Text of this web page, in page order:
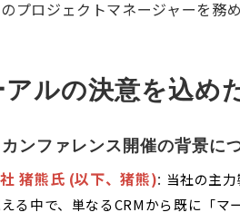
プロジェクトマネージャーを
ルの決意を込め
ンファレンス開催の背景に
猪熊氏 (以下、猪熊): 当社の主
る中で、単なるCRMから既に「